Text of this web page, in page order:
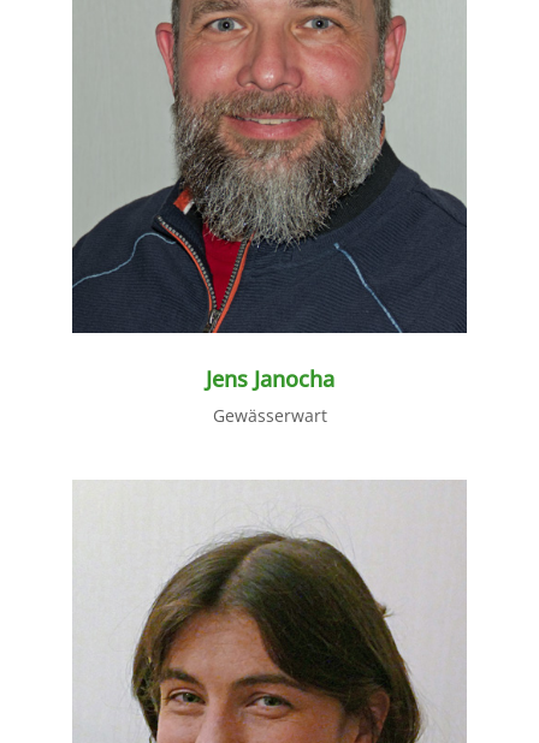
weiter lesen
Jens Janocha
Gewässerwart